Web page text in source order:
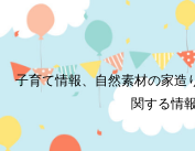
子育て情報、自然素材の家造
関する情